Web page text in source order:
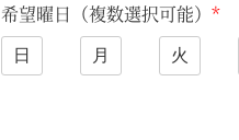
希望曜日（複数選択可能） *
日 月 火